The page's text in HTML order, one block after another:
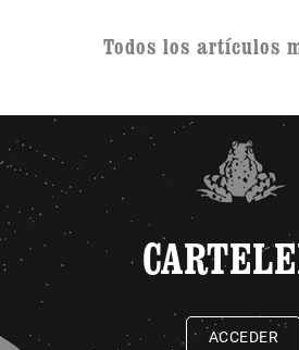
Todos los artículos
ACCEDER